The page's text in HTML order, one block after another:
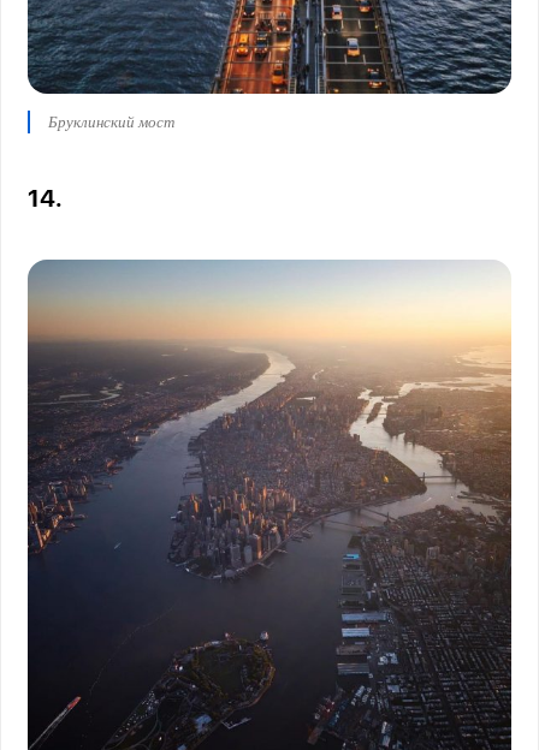
Бруклинский мост
14.